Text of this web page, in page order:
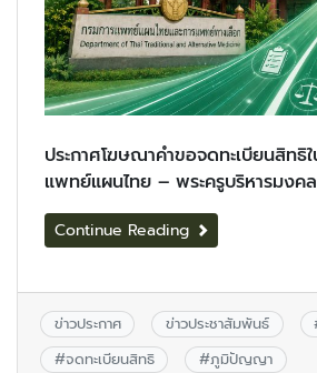
ประกาศโฆษณาคำขอจดทะเบียนสิท
แพทย์แผนไทย – พระครูบริหารมงค
Continue Reading
ข่าวประกาศ ข่าวประชาสัมพันธ์
#จดทะเบียนสิทธิ #ภูมิปัญญา